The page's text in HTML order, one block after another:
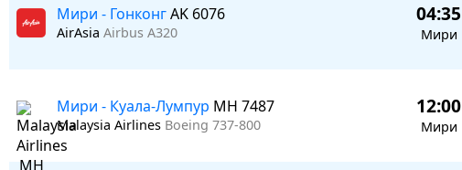
Мири - ГонконгAK 6076
AirAsia Airbus A320
04:35
Мири
Мири - Куала-Лумпур MH 7487
Malaysia Airlines Boeing 737-800
12:00
Мири